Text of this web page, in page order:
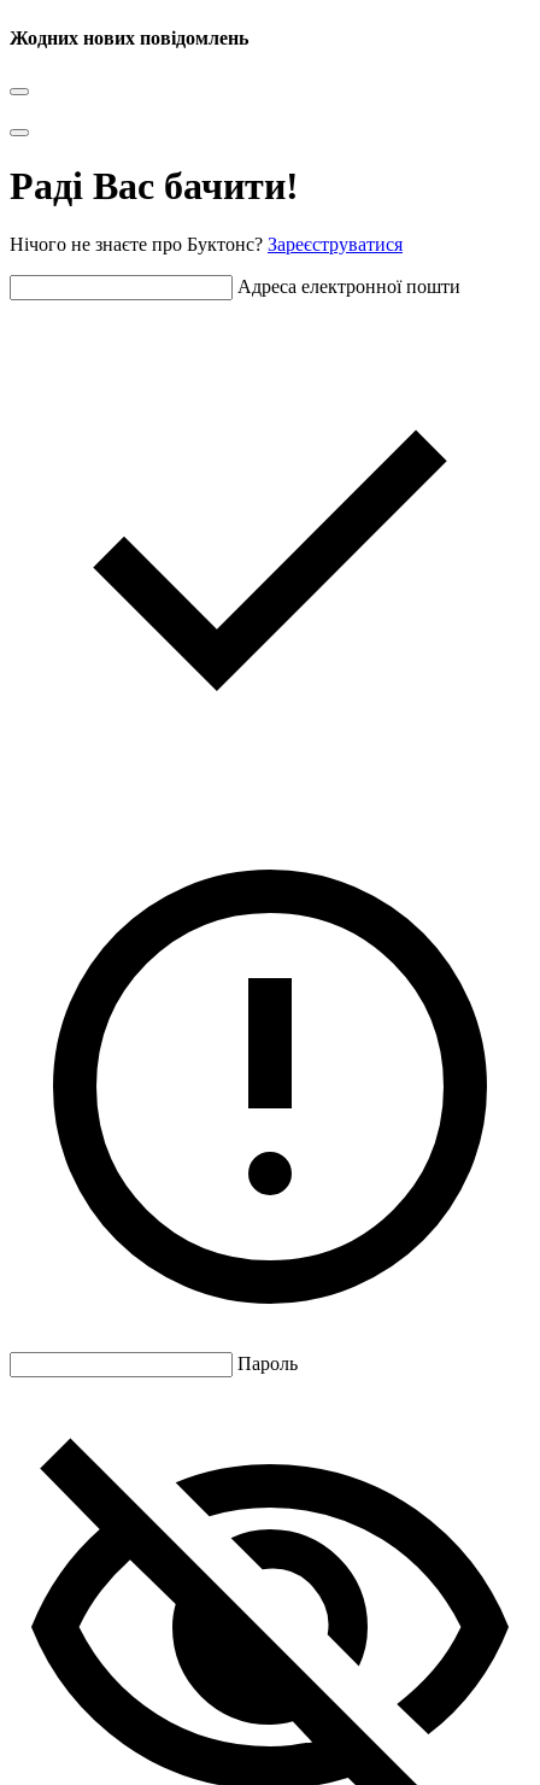
Жодних нових повідомлень
Раді Вас бачити!
Нічого не знаєте про Буктонс? Зареєструватися
Адреса електронної пошти
Пароль